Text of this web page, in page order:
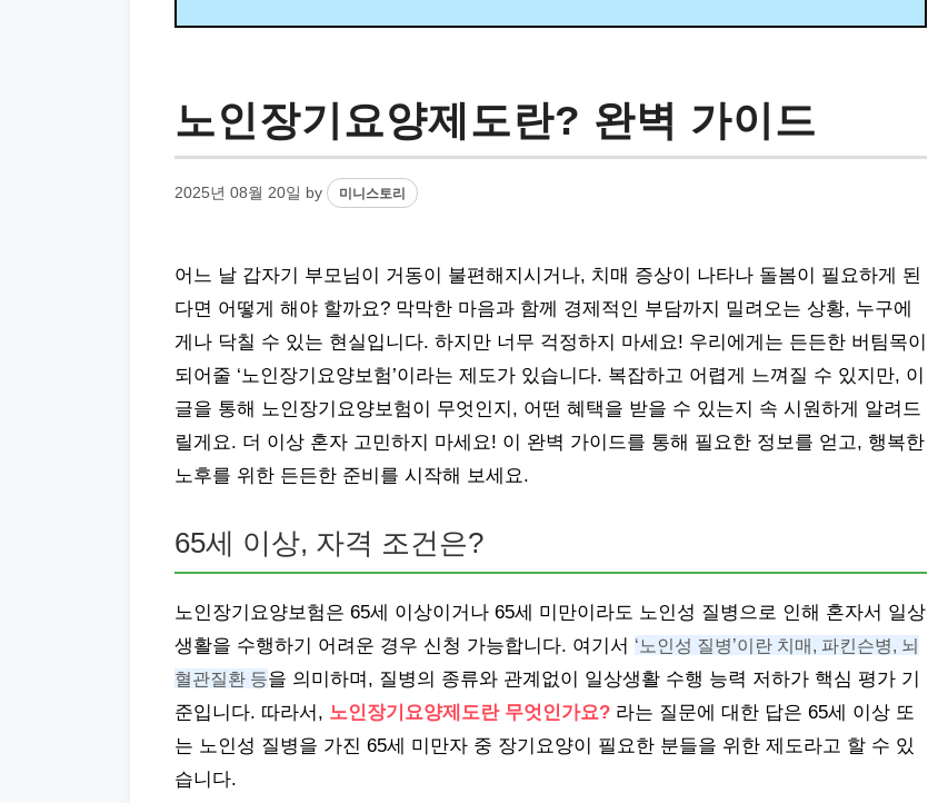
노인장기요양제도란? 완벽 가이드
2025년 08월 20일 by 미니스토리
어느 날 갑자기 부모님이 거동이 불편해지시거나, 치매 증상이 나타나 돌봄이 필요하게 된
다면 어떻게 해야 할까요? 막막한 마음과 함께 경제적인 부담까지 밀려오는 상황, 누구에
게나 닥칠 수 있는 현실입니다. 하지만 너무 걱정하지 마세요! 우리에게는 든든한 버팀목이
되어줄 ‘노인장기요양보험’이라는 제도가 있습니다. 복잡하고 어렵게 느껴질 수 있지만, 이
글을 통해 노인장기요양보험이 무엇인지, 어떤 혜택을 받을 수 있는지 속 시원하게 알려드
릴게요. 더 이상 혼자 고민하지 마세요! 이 완벽 가이드를 통해 필요한 정보를 얻고, 행복한
노후를 위한 든든한 준비를 시작해 보세요.
65세 이상, 자격 조건은?
노인장기요양보험은 65세 이상이거나 65세 미만이라도 노인성 질병으로 인해 혼자서 일상
생활을 수행하기 어려운 경우 신청 가능합니다. 여기서 ‘노인성 질병’이란 치매, 파킨슨병, 뇌
혈관질환 등을 의미하며, 질병의 종류와 관계없이 일상생활 수행 능력 저하가 핵심 평가 기
준입니다. 따라서, 노인장기요양제도란 무엇인가요? 라는 질문에 대한 답은 65세 이상 또
는 노인성 질병을 가진 65세 미만자 중 장기요양이 필요한 분들을 위한 제도라고 할 수 있
습니다.